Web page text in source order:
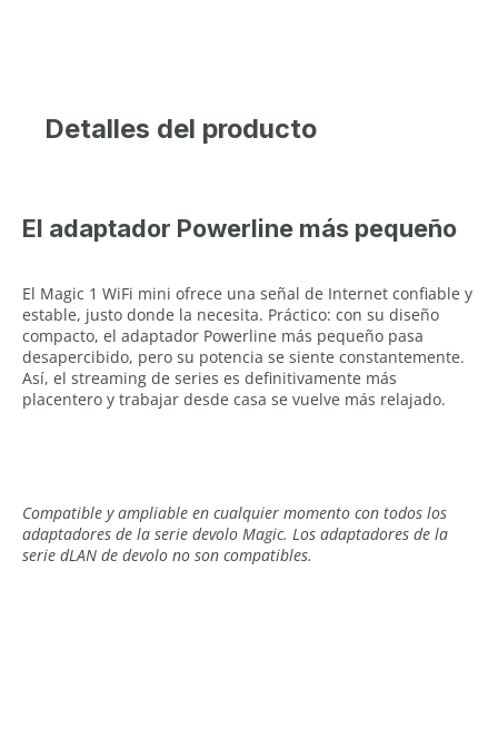
Detalles del producto
El adaptador Powerline más pequeño
El Magic 1 WiFi mini ofrece una señal de Internet confiable y
estable, justo donde la necesita. Práctico: con su diseño
compacto, el adaptador Powerline más pequeño pasa
desapercibido, pero su potencia se siente constantemente.
Así, el streaming de series es definitivamente más
placentero y trabajar desde casa se vuelve más relajado.
Compatible y ampliable en cualquier momento con todos los
adaptadores de la serie devolo Magic. Los adaptadores de la
serie dLAN de devolo no son compatibles.